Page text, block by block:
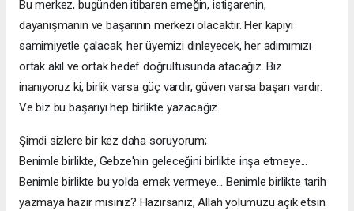
Bu merkez, bugünden itibaren emeğin, istişarenin,
dayanışmanın ve başarının merkezi olacaktır. Her kapıyı
samimiyetle çalacak, her üyemizi dinleyecek, her adımımızı
ortak akıl ve ortak hedef doğrultusunda atacağız. Biz
inanıyoruz ki; birlik varsa güç vardır, güven varsa başarı vardır.
Ve biz bu başarıyı hep birlikte yazacağız.
Şimdi sizlere bir kez daha soruyorum;
Benimle birlikte, Gebze'nin geleceğini birlikte inşa etmeye...
Benimle birlikte bu yolda emek vermeye... Benimle birlikte tarih
yazmaya hazır mısınız? Hazırsanız, Allah yolumuzu açık etsin.